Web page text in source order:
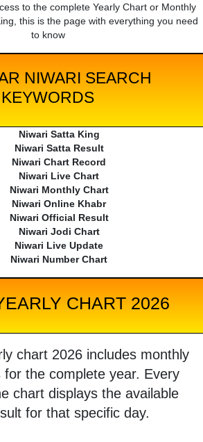
to the complete Yearly Chart or Monthly
this is the page with everything you need
to know
NIWARI SEARCH
KEYWORDS
Niwari Satta King
Niwari Satta Result
Niwari Chart Record
Niwari Live Chart
Niwari Monthly Chart
Niwari Online Khabr
Niwari Official Result
Niwari Jodi Chart
Niwari Live Update
Niwari Number Chart
CHART 2026
chart 2026 includes monthly
for the complete year. Every
chart displays the available
for that specific day.